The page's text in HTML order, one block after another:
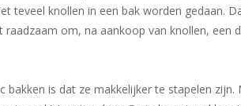
teveel knollen in een bak worden gedaan.
om, na aankoop van knollen, een
bakken is dat ze makkelijker te stapelen